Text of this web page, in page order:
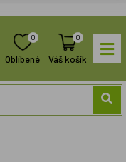
0
Oblíbené
0
Váš košík